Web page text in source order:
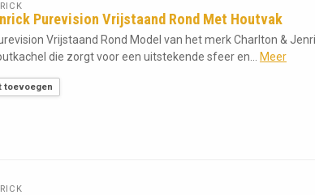
Purevision Vrijstaand Rond Met Houtvak
Vrijstaand Rond Model van het merk Charlton &
die zorgt voor een uitstekende sfeer en...
Meer
toevoegen